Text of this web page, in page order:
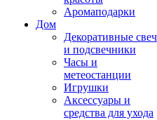
Аромаподарки
Дом
Декоративные
и подсвечники
Часы и
метеостанции
Игрушки
Аксессуары и
средства для ухода